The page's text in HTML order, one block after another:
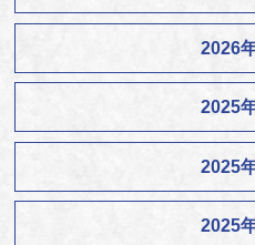
2026
2025
2025
2025